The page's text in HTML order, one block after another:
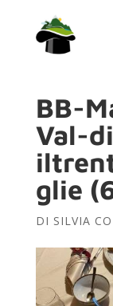
BB-
Val-
glie
DI SILVIA